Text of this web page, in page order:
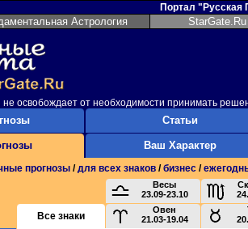
Портал "Русская
Астрология
не освобождает от необходимости принимать
Статьи
Ваш Характер
прогнозы /для всех знаков /бизнес /
Весы
23.09-23.10
Все знаки
Овен
21.03-19.04